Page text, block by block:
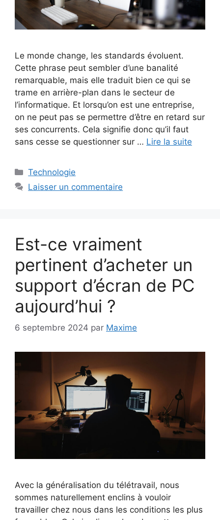
Le monde change, les standards évoluent.
Cette phrase peut sembler d’une banalité
remarquable, mais elle traduit bien ce qui se
trame en arrière-plan dans le secteur de
l’informatique. Et lorsqu’on est une entreprise,
on ne peut pas se permettre d’être en retard sur
ses concurrents. Cela signifie donc qu’il faut
sans cesse se questionner sur … Lire la suite
Catégories
Technologie
Laisser un commentaire
Est-ce vraiment
pertinent d’acheter un
support d’écran de PC
aujourd’hui ?
6 septembre 2024 par Maxime
Avec la généralisation du télétravail, nous
sommes naturellement enclins à vouloir
travailler chez nous dans les conditions les plus